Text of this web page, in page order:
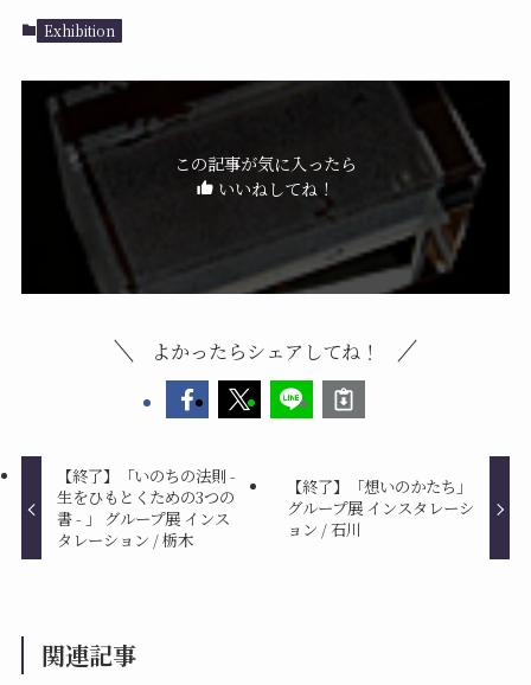
Exhibition
この記事が気に入ったら
いいねしてね！
よかったらシェアしてね！
【終了】「いのちの法則 -
生をひもとくための3つの
書 - 」 グループ展 インス
タレーション / 栃木
【終了】「想いのかたち」
グループ展 インスタレーシ
ョン / 石川
関連記事